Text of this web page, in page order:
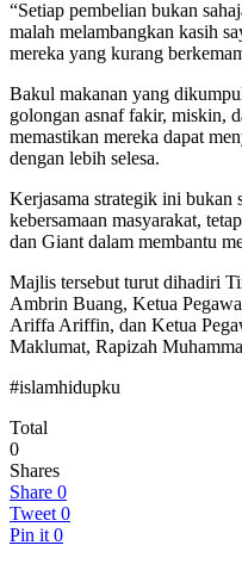
“Setiap pembelian bukan
malah melambangkan kasih
mereka yang kurang
Bakul makanan yang
golongan asnaf fakir, miskin,
memastikan mereka dapat
dengan lebih selesa.
Kerjasama strategik ini bukan
kebersamaan masyarakat,
dan Giant dalam membantu
Majlis tersebut turut dihadiri
Ambrin Buang, Ketua
Ariffa Ariffin, dan Ketua
Maklumat, Rapizah
#islamhidupku
Total
0
Shares
Share 0
Tweet 0
Pin it 0